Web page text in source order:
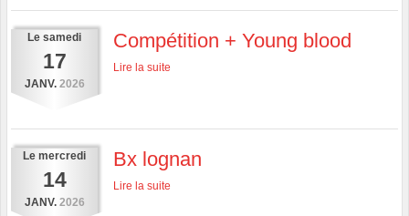
Le samedi
17
JANV. 2026
Compétition + Young blood
Lire la suite
Le mercredi
14
JANV. 2026
Bx lognan
Lire la suite